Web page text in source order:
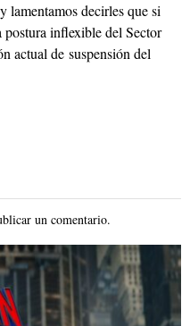
lamentamos decirles que si
inflexible del Sector
actual de suspensión del
un comentario.